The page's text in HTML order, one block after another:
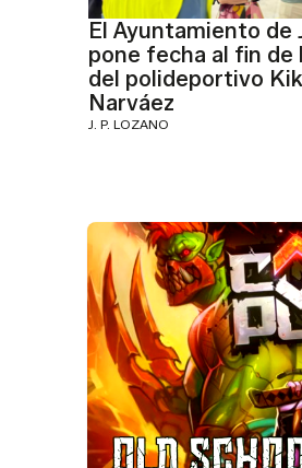
El Ayuntamiento de
pone fecha al fin de
del polideportivo
Narváez
J. P. LOZANO